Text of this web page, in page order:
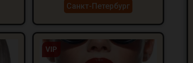
Санкт-Петербург
VIP